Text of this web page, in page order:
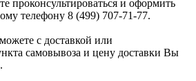
проконсультироваться и оформить
телефону 8 (499) 707-71-77.
с доставкой или
самовывоза и цену доставки Вы
.